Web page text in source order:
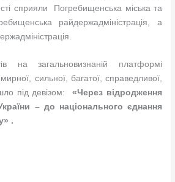
сприяли Погребищенська міська та
райдержадміністрація, а
на загальновизнаній платформі
сильної, багатої, справедливої,
під девізом:«Через відродження
– до національного єднання
.